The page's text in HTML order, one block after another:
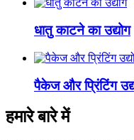
धातु काटने का उद्योग
पैकेज और प्रिंटिंग
हमारे बारे में